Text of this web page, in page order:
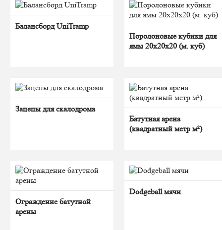
Балансборд UniTramp
Поролоновые кубики для
ямы 20х20х20 (м. куб)
Зацепы для скалодрома
Батутная арена
(квадратный метр м²)
Ограждение батутной
арены
Dodgeball мячи